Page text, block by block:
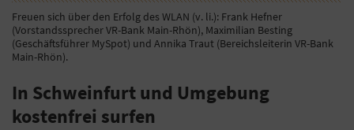
Freuen sich über den Erfolg des WLAN (v. li.): Frank Hefner
(Vorstandssprecher VR-Bank Main-Rhön), Maximilian Besting
(Geschäftsführer MySpot) und Annika Traut (Bereichsleiterin VR-Bank
Main-Rhön).
In Schweinfurt und Umgebung
kostenfrei surfen